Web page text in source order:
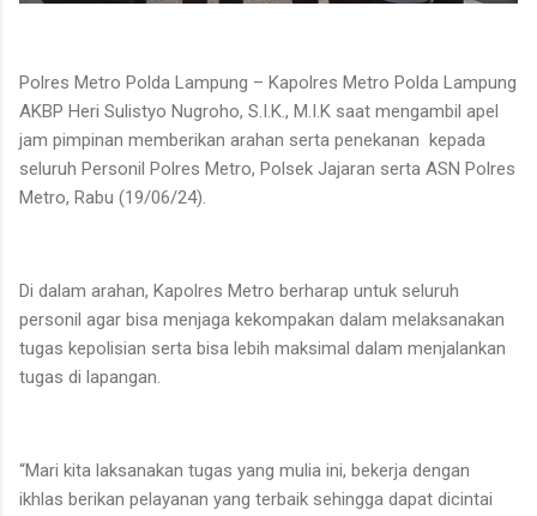
Polres Metro Polda Lampung – Kapolres Metro Polda Lampung
AKBP Heri Sulistyo Nugroho, S.I.K., M.I.K saat mengambil apel
jam pimpinan memberikan arahan serta penekanan
kepada
seluruh Personil Polres Metro, Polsek Jajaran serta ASN Polres
Metro, Rabu (19/06/24).
Di dalam arahan, Kapolres Metro berharap untuk seluruh
personil agar bisa menjaga kekompakan dalam melaksanakan
tugas kepolisian serta bisa lebih maksimal dalam menjalankan
tugas di lapangan.
“Mari kita laksanakan tugas yang mulia ini, bekerja dengan
ikhlas berikan pelayanan yang terbaik sehingga dapat dicintai